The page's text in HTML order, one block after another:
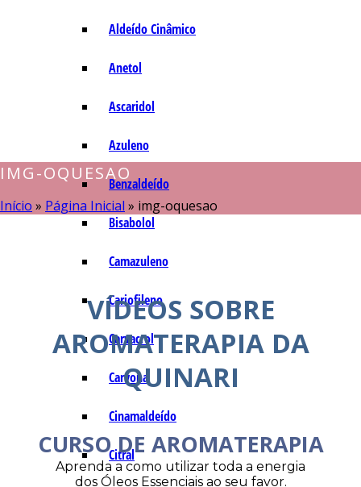
Aldeído Cinâmico
Anetol
Ascaridol
Azuleno
Benzaldeído
Bisabolol
Camazuleno
Cariofileno
Carvacrol
Carvona
Cinamaldeído
Citral
IMG-OQUESAO
Início » Página Inicial » img-oquesao
VÍDEOS SOBRE
AROMATERAPIA DA
QUINARI
CURSO DE AROMATERAPIA
Aprenda a como utilizar toda a energia
dos Óleos Essenciais ao seu favor.